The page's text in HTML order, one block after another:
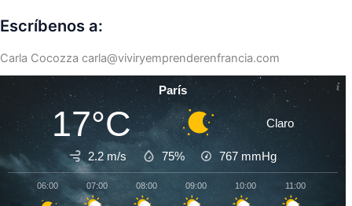
Escríbenos a:
Carla Cocozza carla@viviryemprenderenfrancia.com
París
17°C Claro
2.2 m/s 75% 767 mmHg
06:00 07:00 08:00 09:00 10:00 11:00